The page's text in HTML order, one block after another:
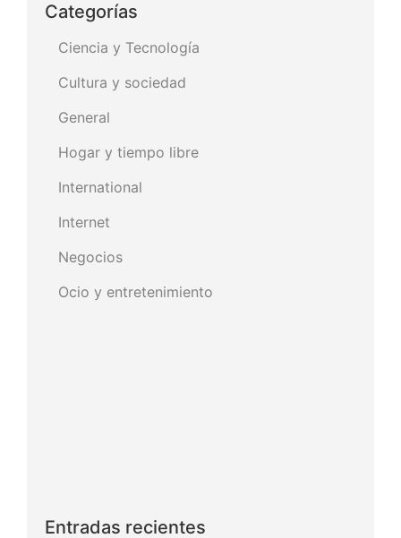
Categorías
Ciencia y Tecnología
Cultura y sociedad
General
Hogar y tiempo libre
International
Internet
Negocios
Ocio y entretenimiento
Entradas recientes